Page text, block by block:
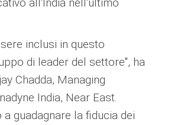
inclusi in questo
di leader del settore", ha
Chadda, Managing
India, Near East.
a guadagnare la fiducia dei